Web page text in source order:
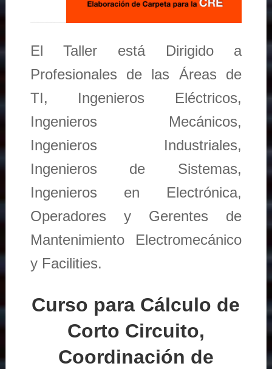
El Taller está Dirigido a
Profesionales de las Áreas de
TI, Ingenieros Eléctricos,
Ingenieros Mecánicos,
Ingenieros Industriales,
Ingenieros de Sistemas,
Ingenieros en Electrónica,
Operadores y Gerentes de
Mantenimiento Electromecánico
y Facilities.
Curso para Cálculo de
Corto Circuito,
Coordinación de